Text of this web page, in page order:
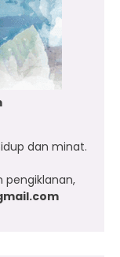
dan minat.
pengiklanan,